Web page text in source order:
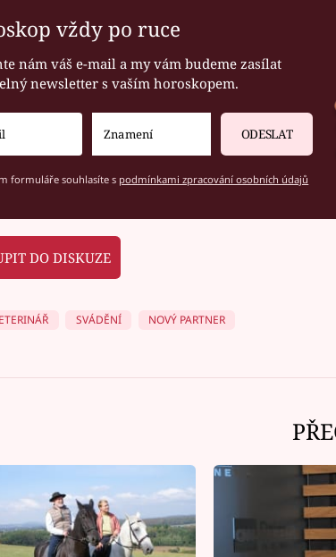
vždy po ruce
nám váš e-mail a my vám budeme zasílat
newsletter s vaším horoskopem.
ODESLAT
formuláře souhlasíte s podmínkami zpracování osobních údajů
DO DISKUZE
SVÁDĚNÍ NOVÝ PARTNER